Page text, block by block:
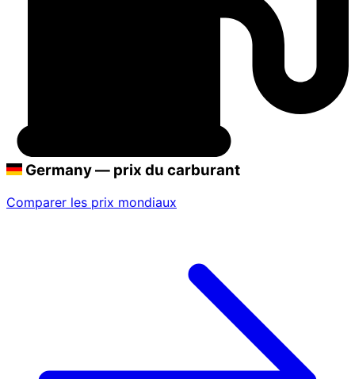
Germany — prix du carburant
Comparer les prix mondiaux